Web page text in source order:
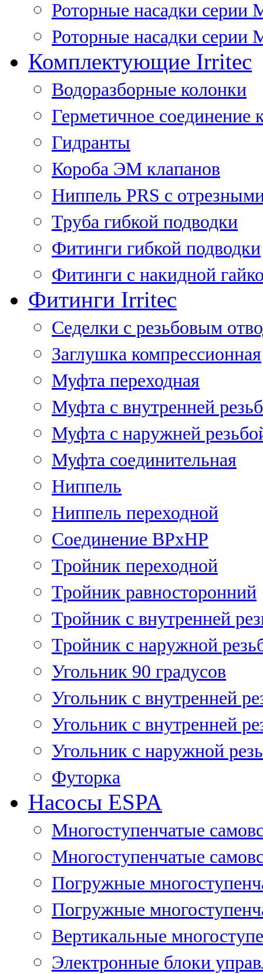
Роторные насадки серии
Роторные насадки серии
Комплектующие Irritec
Водоразборные колонки
Герметичное соединение
Гидранты
Короба ЭМ клапанов
Ниппель PRS с
Труба гибкой подводки
Фитинги гибкой подводки
Фитинги с накидной
Фитинги Irritec
Седелки с резьбовым
Заглушка компрессионная
Муфта переходная
Муфта с внутренней
Муфта с наружней
Муфта соединительная
Ниппель
Ниппель переходной
Соединение ВРхНР
Тройник переходной
Тройник равносторонний
Тройник с внутренней
Тройник с наружной
Угольник 90 градусов
Угольник c внутренней
Угольник с внутренней
Угольник с наружной
Футорка
Насосы ESPA
Многоступенчатые
Многоступенчатые
Погружные
Погружные
Вертикальные
Электронные блоки